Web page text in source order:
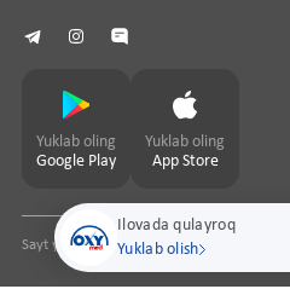
Ilovada qulayroq
Yuklab olish
Yuklab oling
Google Play
Yuklab oling
App Store
Sayt yaratuvchipharmit.uz